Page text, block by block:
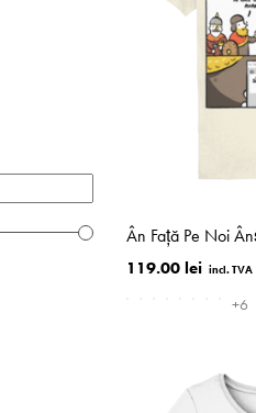
Ân Faţă Pe Noi
119.00 lei
+6